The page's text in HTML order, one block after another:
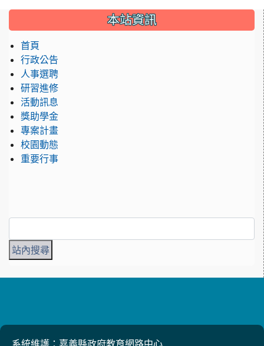
::: 本站資訊
首頁
行政公告
人事選聘
研習進修
活動訊息
獎助學金
專案計畫
校園動態
重要行事
系統維護：嘉義縣政府教育網路中心